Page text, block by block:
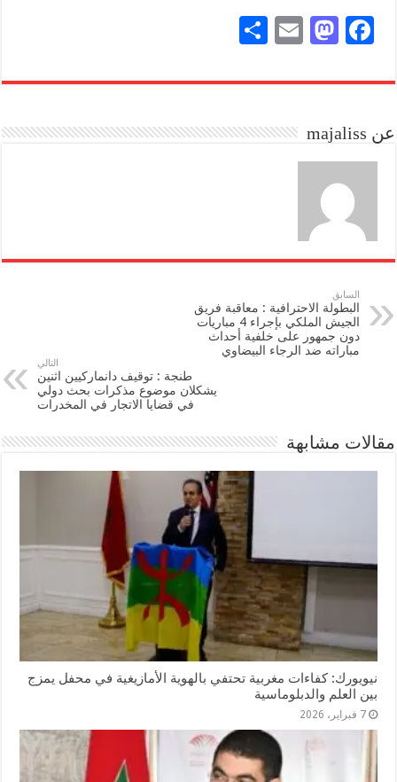
Fa
bo
M
to
n
E
ail
re
عن majaliss
السابق
البطولة الاحترافية : معاقبة فريق
الجيش الملكي بإجراء 4 مباريات
دون جمهور على خلفية أحداث
مباراته ضد الرجاء البيضاوي
التالي
طنجة : توقيف دانماركيين اثنين
يشكلان موضوع مذكرات بحث دولي
في قضايا الاتجار في المخدرات
مقالات مشابهة
نيويورك: كفاءات مغربية تحتفي بالهوية الأمازيغية في محفل يمزج
بين العلم والدبلوماسية
7 فبراير، 2026